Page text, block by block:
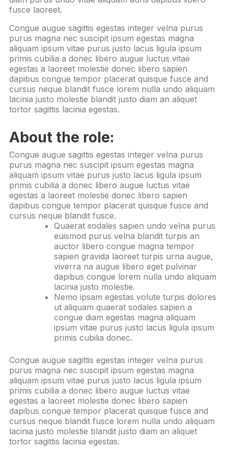
fusce laoreet.
Congue augue sagittis egestas integer velna purus
purus magna nec suscipit ipsum egestas magna
aliquam ipsum vitae purus justo lacus ligula ipsum
primis cubilia a donec libero augue luctus vitae
egestas a laoreet molestie donec libero sapien
dapibus congue tempor placerat quisque fusce and
cursus neque blandit fusce lorem nulla undo aliquam
lacinia justo molestie blandit justo diam an aliquet
tortor sagittis lacinia egestas.
About the role:
Congue augue sagittis egestas integer velna purus
purus magna nec suscipit ipsum egestas magna
aliquam ipsum vitae purus justo lacus ligula ipsum
primis cubilia a donec libero augue luctus vitae
egestas a laoreet molestie donec libero sapien
dapibus congue tempor placerat quisque fusce and
cursus neque blandit fusce.
Quaerat sodales sapien undo velna purus
euismod purus velna blandit turpis an
auctor libero congue magna tempor
sapien gravida laoreet turpis urna augue,
viverra na augue libero eget pulvinar
dapibus congue lorem nulla undo aliquam
lacinia justo molestie.
Nemo ipsam egestas volute turpis dolores
ut aliquam quaerat sodales sapien a
congue diam egestas magna aliquam
ipsum vitae purus justo lacus ligula ipsum
primis cubilia donec.
Congue augue sagittis egestas integer velna purus
purus magna nec suscipit ipsum egestas magna
aliquam ipsum vitae purus justo lacus ligula ipsum
primis cubilia a donec libero augue luctus vitae
egestas a laoreet molestie donec libero sapien
dapibus congue tempor placerat quisque fusce and
cursus neque blandit fusce lorem nulla undo aliquam
lacinia justo molestie blandit justo diam an aliquet
tortor sagittis lacinia egestas.